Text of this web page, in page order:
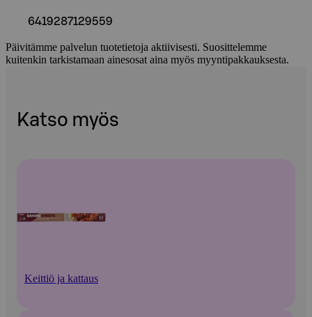
6419287129559
Päivitämme palvelun tuotetietoja aktiivisesti. Suosittelemme
kuitenkin tarkistamaan ainesosat aina myös myyntipakkauksesta.
Katso myös
Keittiö ja kattaus